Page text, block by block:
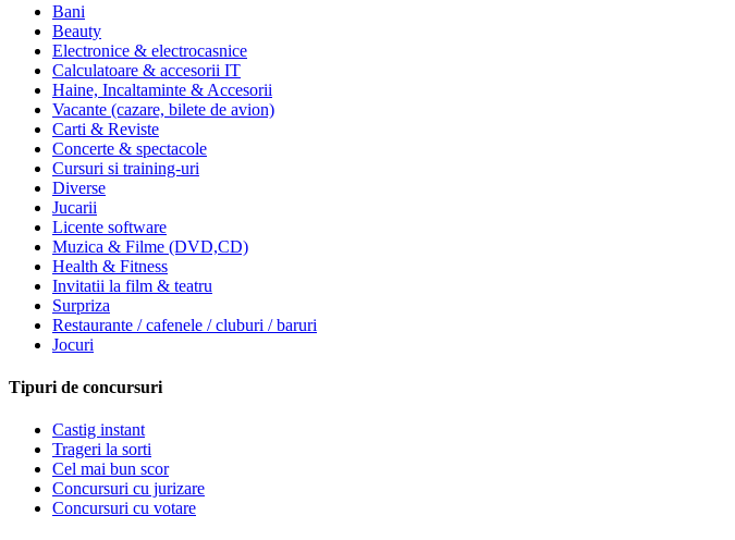
Bani
Beauty
Electronice & electrocasnice
Calculatoare & accesorii IT
Haine, Incaltaminte & Accesorii
Vacante (cazare, bilete de avion)
Carti & Reviste
Concerte & spectacole
Cursuri si training-uri
Diverse
Jucarii
Licente software
Muzica & Filme (DVD,CD)
Health & Fitness
Invitatii la film & teatru
Surpriza
Restaurante / cafenele / cluburi / baruri
Jocuri
Tipuri de concursuri
Castig instant
Trageri la sorti
Cel mai bun scor
Concursuri cu jurizare
Concursuri cu votare